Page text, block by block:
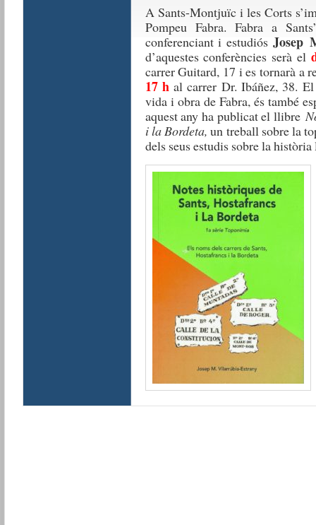
A Sants-Montjuïc i les Corts
Pompeu Fabra. Fabra a
conferenciant i estudiósJosep
d’aquestes conferències serà el
carrer Guitard, 17 i es tornarà a
17 hal carrer Dr. Ibáñez, 38.
vida i obra de Fabra, és també
aquest any ha publicat el llibre
i la Bordeta, un treball sobre la
dels seus estudis sobre la